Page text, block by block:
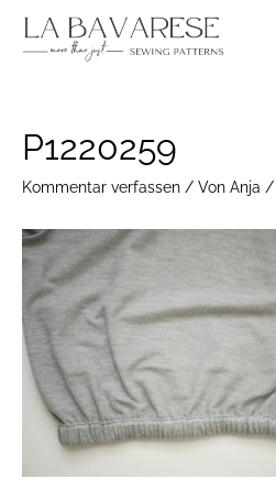
Inhalt
P1220259
Kommentar verfassen / Von Anja /
navigation